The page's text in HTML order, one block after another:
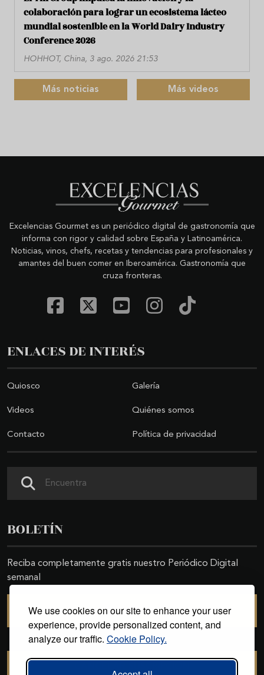
We use cookies on our site to enhance your user
experience, provide personalized content, and
analyze our traffic. Cookie Policy.
colaboración para lograr un ecosistema lácteo
mundial sostenible en la World Dairy Industry
Conference 2026
HOHHOT, China, 3 ago. 2026 21:53
Más noticias Más videos
Excelencias Gourmet es un periódico digital de gastronomía que
informa con rigor y calidad sobre España y Latinoamérica.
Noticias, vinos, chefs, recetas y tendencias para profesionales y
amantes del buen comer en Iberoamérica. Gastronomía que
cruza fronteras.
ENLACES DE INTERÉS
Quiosco Galería
Videos Quiénes somos
Contacto Política de privacidad
BOLETÍN
Reciba completamente gratis nuestro Periódico Digital
semanal
SUSCRIBIRSE